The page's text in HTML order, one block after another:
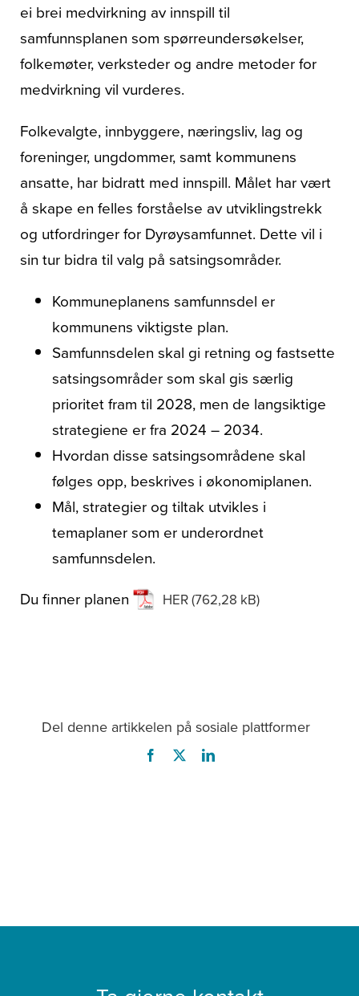
ei brei medvirkning av innspill til
samfunnsplanen som spørreundersøkelser,
folkemøter, verksteder og andre metoder for
medvirkning vil vurderes.
Folkevalgte, innbyggere, næringsliv, lag og
foreninger, ungdommer, samt kommunens
ansatte, har bidratt med innspill. Målet har vært
å skape en felles forståelse av utviklingstrekk
og utfordringer for Dyrøysamfunnet. Dette vil i
sin tur bidra til valg på satsingsområder.
Kommuneplanens samfunnsdel er
kommunens viktigste plan.
Samfunnsdelen skal gi retning og fastsette
satsingsområder som skal gis særlig
prioritet fram til 2028, men de langsiktige
strategiene er fra 2024 – 2034.
Hvordan disse satsingsområdene skal
følges opp, beskrives i økonomiplanen.
Mål, strategier og tiltak utvikles i
temaplaner som er underordnet
samfunnsdelen.
Du finner planen
HER
Del denne artikkelen på sosiale plattformer